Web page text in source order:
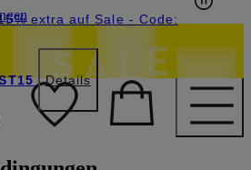
extra auf Sale - Code:
Details
mit Beyond sichern